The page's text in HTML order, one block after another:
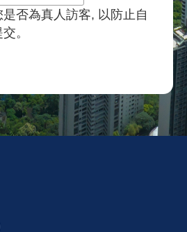
否為真人訪客, 以防止自
。